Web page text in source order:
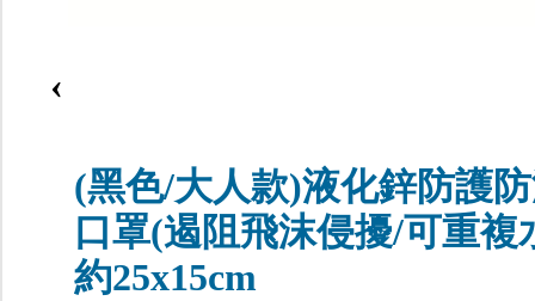
‹
(黑色/大人款)液化鋅防護
口罩(遏阻飛沫侵擾/可重複
約25x15cm